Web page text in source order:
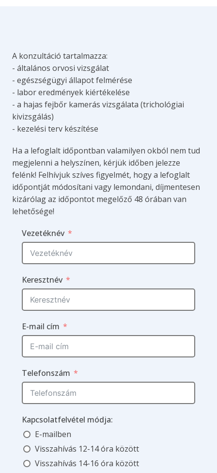
A konzultáció tartalmazza:
- általános orvosi vizsgálat
- egészségügyi állapot felmérése
- labor eredmények kiértékelése
- a hajas fejbőr kamerás vizsgálata (trichológiai
kivizsgálás)
- kezelési terv készítése
Ha a lefoglalt időpontban valamilyen okból nem tud
megjelenni a helyszínen, kérjük időben jelezze
felénk! Felhívjuk szíves figyelmét, hogy a lefoglalt
időpontját módosítani vagy lemondani, díjmentesen
kizárólag az időpontot megelőző 48 órában van
lehetősége!
Vezetéknév
Keresztnév
E-mail cím
Telefonszám
Kapcsolatfelvétel módja:
E-mailben
Visszahívás 12-14 óra között
Visszahívás 14-16 óra között